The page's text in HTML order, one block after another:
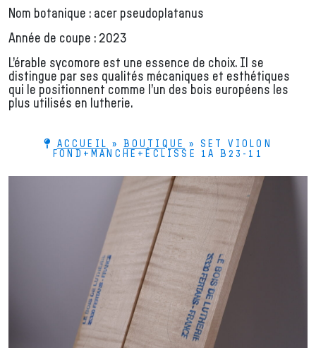
Nom botanique : acer pseudoplatanus
Année de coupe : 2023
L’érable sycomore est une essence de choix. Il se
distingue par ses qualités mécaniques et esthétiques
qui le positionnent comme l’un des bois européens les
plus utilisés en lutherie.
ACCUEIL » BOUTIQUE » SET VIOLON
FOND+MANCHE+ÉCLISSE 1A B23-11